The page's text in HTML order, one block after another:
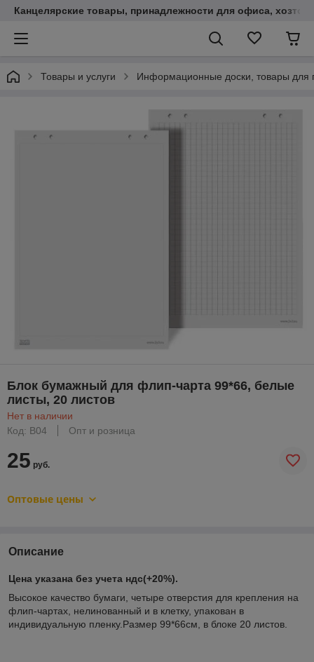
Канцелярские товары, принадлежности для офиса,
Товары и услуги Информационные доски, товары для
Блок бумажный для флип-чарта 99*66, белые
листы, 20 листов
Нет в наличии
Код: В04
Опт и розница
25 руб.
Оптовые цены
Описание
Цена указана без учета ндс(+20%).
Высокое качество бумаги, четыре отверстия для крепления на
флип-чартах, нелинованный и в клетку, упакован в
индивидуальную пленку.Размер 99*66см, в блоке 20 листов.